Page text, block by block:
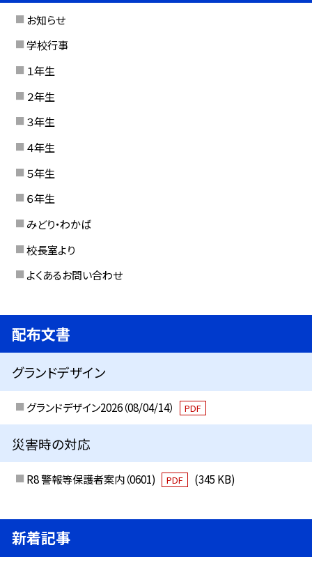
お知らせ
学校行事
１年生
２年生
３年生
４年生
５年生
６年生
みどり・わかば
校長室より
よくあるお問い合わせ
配布文書
グランドデザイン
グランドデザイン2026（08/04/14） PDF
災害時の対応
R8 警報等保護者案内（0601) PDF (345 KB)
新着記事